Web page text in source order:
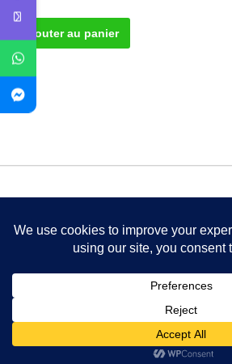
Ajouter au panier